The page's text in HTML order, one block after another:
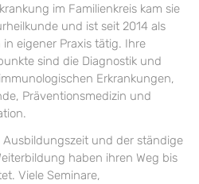
im Familienkreis kam sie
und ist seit 2014 als
in eigener Praxis tätig. Ihre
sind die Diagnostik und
Erkrankungen,
Präventionsmedizin und
Ausbildungszeit und der ständige
haben ihren Weg bis
Viele Seminare,